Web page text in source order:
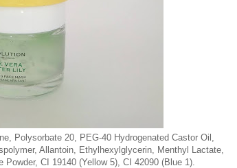
Polysorbate 20, PEG-40 Hydrogenated Castor Oil,
Allantoin, Ethylhexylglycerin, Menthyl Lactate,
CI 19140 (Yellow 5), CI 42090 (Blue 1).